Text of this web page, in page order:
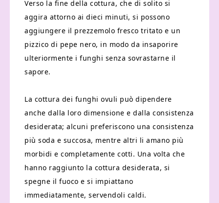
Verso la fine della cottura, che di solito si
aggira attorno ai dieci minuti, si possono
aggiungere il prezzemolo fresco tritato e un
pizzico di pepe nero, in modo da insaporire
ulteriormente i funghi senza sovrastarne il
sapore.
La cottura dei funghi ovuli può dipendere
anche dalla loro dimensione e dalla consistenza
desiderata; alcuni preferiscono una consistenza
più soda e succosa, mentre altri li amano più
morbidi e completamente cotti. Una volta che
hanno raggiunto la cottura desiderata, si
spegne il fuoco e si impiattano
immediatamente, servendoli caldi.